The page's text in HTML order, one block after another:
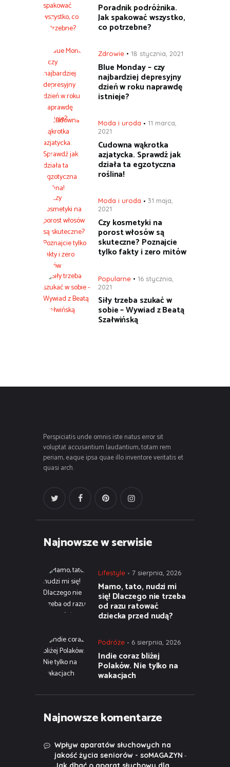
Poradnik podróżnika.
Jak spakować wszystko,
co potrzebne?
Zdrowie 18 stycznia, 2021
Blue Monday – czy
najbardziej depresyjny
dzień w roku naprawdę
istnieje?
Moda i uroda
11 marca,
2021
Cudowna wąkrotka
azjatycka. Sprawdź jak
działa ta egzotyczna
roślina!
Moda i uroda
31 maja,
2021
Czy kosmetyki na
porost włosów są
skuteczne? Poznajcie
tylko fakty i zero mitów
Popularne
16 stycznia,
2021
Siły trzeba szukać w
sobie – Wywiad z Beatą
Szałwińską
Perspiciatis unde omnis iste natus error sit
voluptat accusantium laudantium, totam rem
periam, eaque ipsa quae illo inventore veritatis et
quasi arch.
Najnowsze w serwisie
Lifestyle 7 sierpnia, 2026
Mamo, tato, nudzi mi
się! Dlaczego nie trzeba
od razu ratować
dziecka przed nudą?
Podróże 6 sierpnia, 2026
Indie coraz bliżej
Polaków. Nie tylko na
wakacjach
Najnowsze komentarze
Wpływ aparatów słuchowych na
jakość życia seniorów - soMAGAZYN -